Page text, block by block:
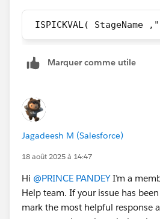
ISPICKVAL( StageName
Marquer comme utile
Jagadeesh M (Salesforce)
18 août 2025 à 14:47
Hi @PRINCE PANDEYI’m a
Help team. If your issue has
mark the most helpful response